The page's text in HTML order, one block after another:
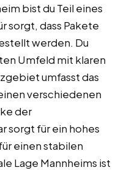
bist du Teil eines
sorgt, dass Pakete
werden. Du
Umfeld mit klaren
umfasst das
verschiedenen
der
sorgt für ein hohes
einen stabilen
Lage Mannheims ist